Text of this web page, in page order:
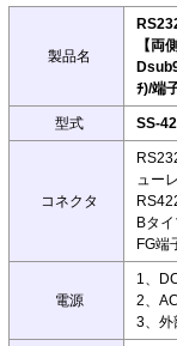
製品名
【両
ﾁ)/端
型式 SS-
コネクタ
ュー
Bタ
FG端
電源
1、
2、
3、外